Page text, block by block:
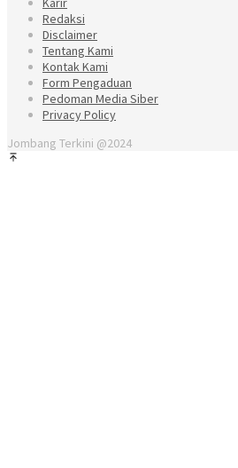
Redaksi
Disclaimer
Tentang Kami
Kontak Kami
Form Pengaduan
Pedoman Media Siber
Privacy Policy
Jombang Terkini @2024